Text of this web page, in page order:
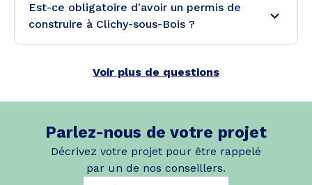
Est-ce obligatoire d'avoir un permis de
construire à Clichy-sous-Bois ?
Voir plus de questions
Parlez-nous de votre projet
Décrivez votre projet pour être rappelé
par un de nos conseillers.